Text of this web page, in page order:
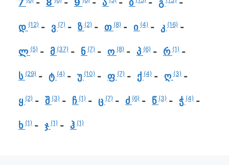
7 8 9 ა ბ გ
დ (12) ვ (7) ზ (2) თ (8) ი (4) კ (16)
ლ (5) მ (37) ნ (7) ო (8) პ (6) რ (1)
ს (29) ტ (4) უ (10) ფ (7) ქ (4) ღ (3)
ყ (2) შ (3) ჩ (1) ც (7) ძ (6) წ (3) ჭ (4)
ხ (1) ჯ (1) ჰ (1)